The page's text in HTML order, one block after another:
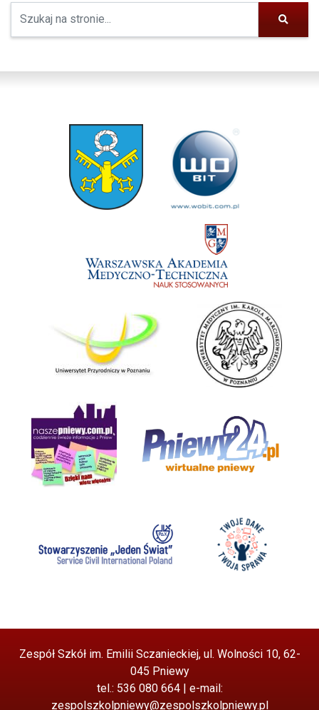
Zespół Szkół im. Emilii Sczanieckiej, ul. Wolności 10, 62-
045 Pniewy
tel.: 536 080 664 | e-mail:
zespolszkolpniewy@zespolszkolpniewy.pl